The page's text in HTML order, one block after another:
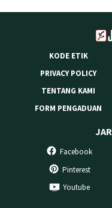
KODE ETIK
PRIVACY POLICY
TENTANG KAMI
FORM PENGADUAN
Facebook
Pinterest
Youtube